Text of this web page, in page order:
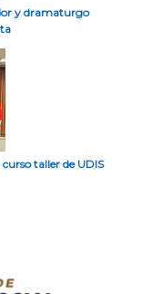
y dramaturgo
taller de UDIS